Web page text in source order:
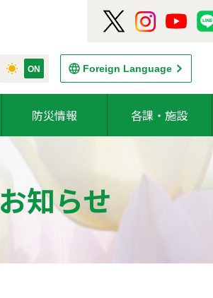
Foreign Language
防災情報 各課・施設
お知らせ